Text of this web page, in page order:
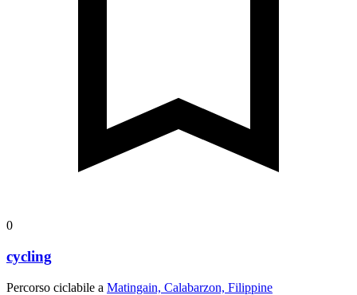
0
cycling
Percorso ciclabile a Matingain, Calabarzon, Filippine